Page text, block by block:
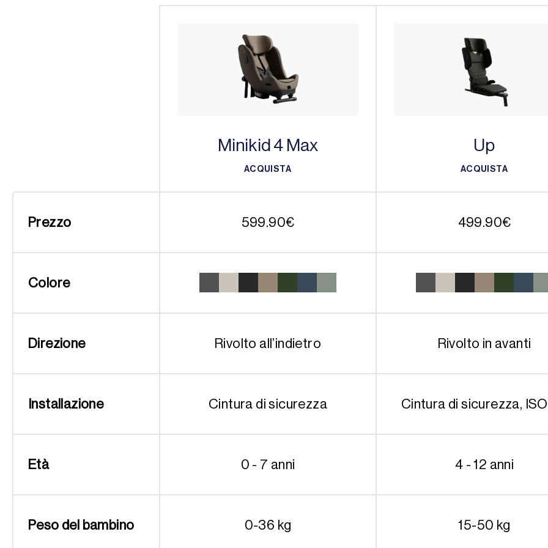
Minikid 4 Max
ACQUISTA
Up
ACQUISTA
Prezzo 599.90€ 499.90€
Colore
Direzione Rivolto all’indietro Rivolto in avanti
Installazione Cintura di sicurezza Cintura di sicurezza,
Età 0 - 7 anni 4 - 12 anni
Peso del bambino 0-36 kg 15-50 kg